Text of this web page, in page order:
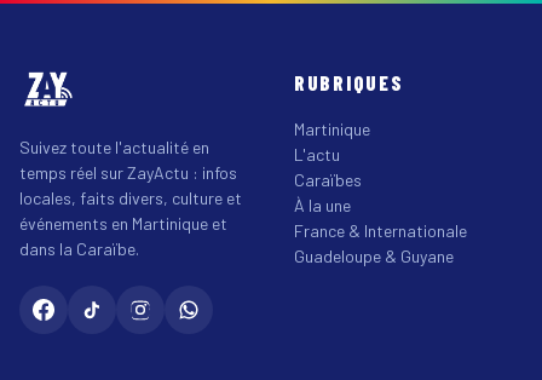
Suivez toute l'actualité en
temps réel sur ZayActu : infos
locales, faits divers, culture et
événements en Martinique et
dans la Caraïbe.
RUBRIQUES
Martinique
L'actu
Caraïbes
À la une
France & Internationale
Guadeloupe & Guyane